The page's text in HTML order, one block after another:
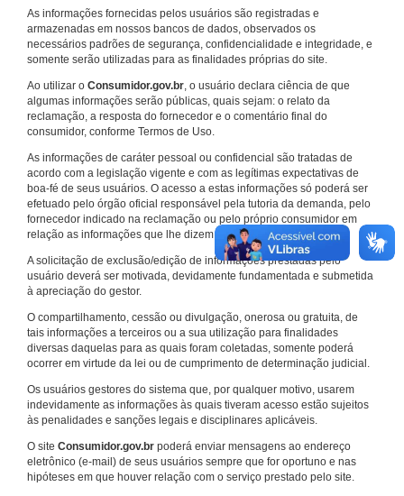
As informações fornecidas pelos usuários são registradas e
armazenadas em nossos bancos de dados, observados os
necessários padrões de segurança, confidencialidade e integridade, e
somente serão utilizadas para as finalidades próprias do site.
Ao utilizar o Consumidor.gov.br, o usuário declara ciência de que
algumas informações serão públicas, quais sejam: o relato da
reclamação, a resposta do fornecedor e o comentário final do
consumidor, conforme Termos de Uso.
As informações de caráter pessoal ou confidencial são tratadas de
acordo com a legislação vigente e com as legítimas expectativas de
boa-fé de seus usuários. O acesso a estas informações só poderá ser
efetuado pelo órgão oficial responsável pela tutoria da demanda, pelo
fornecedor indicado na reclamação ou pelo próprio consumidor em
relação as informações que lhe dizem respeito.
A solicitação de exclusão/edição de informações prestadas pelo
usuário deverá ser motivada, devidamente fundamentada e submetida
à apreciação do gestor.
O compartilhamento, cessão ou divulgação, onerosa ou gratuita, de
tais informações a terceiros ou a sua utilização para finalidades
diversas daquelas para as quais foram coletadas, somente poderá
ocorrer em virtude da lei ou de cumprimento de determinação judicial.
Os usuários gestores do sistema que, por qualquer motivo, usarem
indevidamente as informações às quais tiveram acesso estão sujeitos
às penalidades e sanções legais e disciplinares aplicáveis.
O site Consumidor.gov.br poderá enviar mensagens ao endereço
eletrônico (e-mail) de seus usuários sempre que for oportuno e nas
hipóteses em que houver relação com o serviço prestado pelo site.